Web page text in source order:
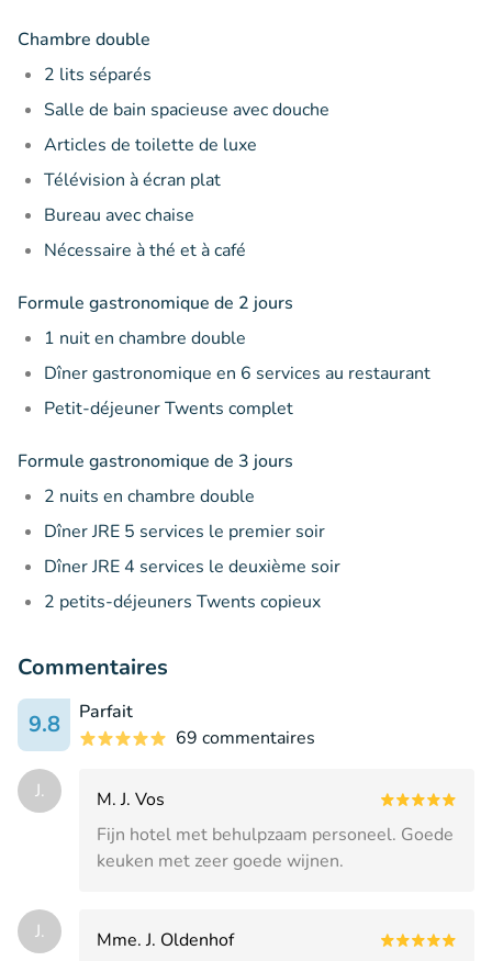
Chambre double
2 lits séparés
Salle de bain spacieuse avec douche
Articles de toilette de luxe
Télévision à écran plat
Bureau avec chaise
Nécessaire à thé et à café
Formule gastronomique de 2 jours
1 nuit en chambre double
Dîner gastronomique en 6 services au restaurant
Petit-déjeuner Twents complet
Formule gastronomique de 3 jours
2 nuits en chambre double
Dîner JRE 5 services le premier soir
Dîner JRE 4 services le deuxième soir
2 petits-déjeuners Twents copieux
Commentaires
9.8
Parfait
69 commentaires
J.
M. J. Vos
Fijn hotel met behulpzaam personeel. Goede
keuken met zeer goede wijnen.
J.
Mme. J. Oldenhof